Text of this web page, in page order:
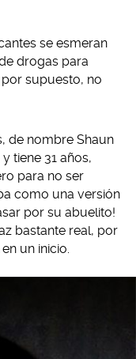
se esmeran
drogas para
supuesto, no
de nombre Shaun
tiene 31 años,
para no ser
como una versión
por su abuelito!
bastante real, por
un inicio.